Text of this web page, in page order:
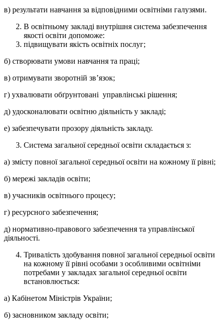
в) результати навчання за відповідними освітніми галузями.
В освітньому закладі внутрішня система забезпечення
якості освіти допоможе:
підвищувати якість освітніх послуг;
б) створювати умови навчання та праці;
в) отримувати зворотній зв’язок;
г) ухвалювати обґрунтовані управлінські рішення;
д) удосконалювати освітню діяльність у закладі;
е) забезпечувати прозору діяльність закладу.
Система загальної середньої освіти складається з:
а) змісту повної загальної середньої освіти на кожному її рівні;
б) мережі закладів освіти;
в) учасників освітнього процесу;
г) ресурсного забезпечення;
д) нормативно-правового забезпечення та управлінської
діяльності.
Тривалість здобування повної загальної середньої освіти
на кожному її рівні особами з особливими освітніми
потребами у закладах загальної середньої освіти
встановлюється:
а) Кабінетом Міністрів України;
б) засновником закладу освіти;